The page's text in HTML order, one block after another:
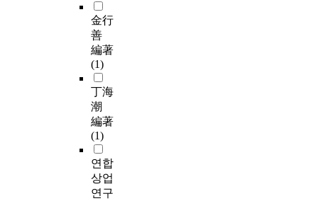
金行
善
編著
(1)
丁海
潮
編著
(1)
연합
상업
연구